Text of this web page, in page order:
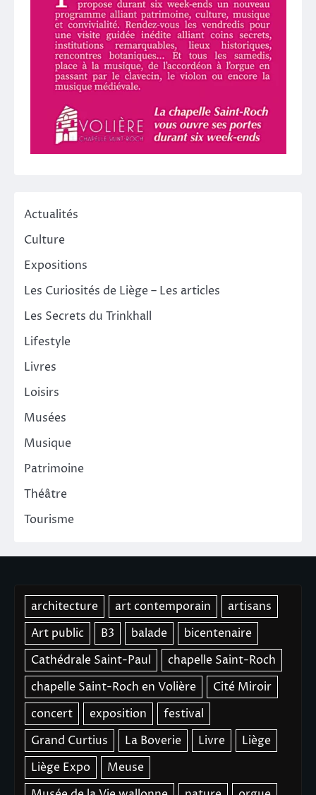
Actualités
Culture
Expositions
Les Curiosités de Liège – Les articles
Les Secrets du Trinkhall
Lifestyle
Livres
Loisirs
Musées
Musique
Patrimoine
Théâtre
Tourisme